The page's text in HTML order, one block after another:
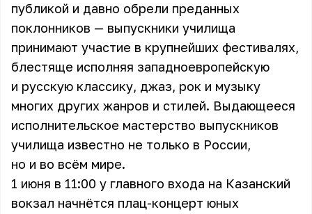
публикой и давно обрели преданных
поклонников — выпускники училища
принимают участие в крупнейших фестивалях,
блестяще исполняя западноевропейскую
и русскую классику, джаз, рок и музыку
многих других жанров и стилей. Выдающееся
исполнительское мастерство выпускников
училища известно не только в России,
но и во всём мире.
1 июня в 11:00 у главного входа на Казанский
вокзал начнётся плац-концерт юных